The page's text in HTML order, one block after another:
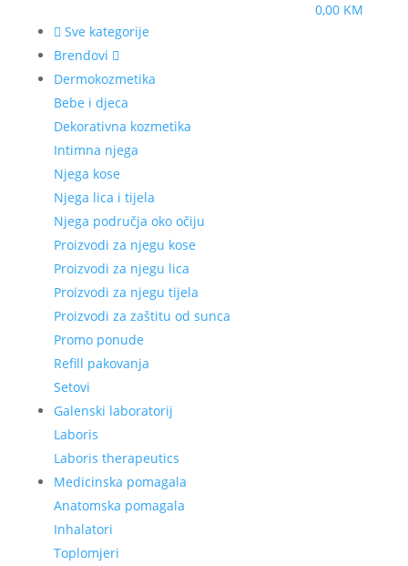
0,00 KM
Sve kategorije
Brendovi
Dermokozmetika
Bebe i djeca
Dekorativna kozmetika
Intimna njega
Njega kose
Njega lica i tijela
Njega područja oko očiju
Proizvodi za njegu kose
Proizvodi za njegu lica
Proizvodi za njegu tijela
Proizvodi za zaštitu od sunca
Promo ponude
Refill pakovanja
Setovi
Galenski laboratorij
Laboris
Laboris therapeutics
Medicinska pomagala
Anatomska pomagala
Inhalatori
Toplomjeri